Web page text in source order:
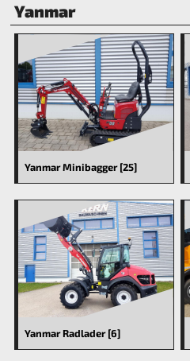
Yanmar
Yanmar Minibagger [25]
Yanmar Radlader [6]